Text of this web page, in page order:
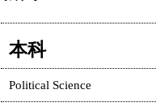
本科
Political Science